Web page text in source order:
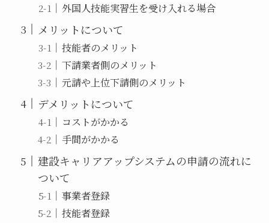
外国人技能実習生を受け入れる場合
メリットについて
技能者のメリット
下請業者側のメリット
元請や上位下請側のメリット
デメリットについて
コストがかかる
手間がかかる
建設キャリアアップシステムの申請の流れに
ついて
事業者登録
技能者登録